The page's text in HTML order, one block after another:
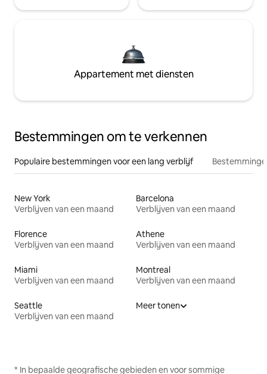
Appartement met diensten
Bestemmingen om te verkennen
Populaire bestemmingen voor een lang verblijf
New York
Verblijven van een maand
Barcelona
Verblijven van een maand
Florence
Verblijven van een maand
Athene
Verblijven van een maand
Miami
Verblijven van een maand
Montreal
Verblijven van een maand
Seattle
Verblijven van een maand
Meer tonen
* In bepaalde geografische gebieden en voor sommige